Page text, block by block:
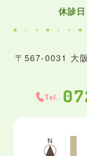
休診
〒567-0031 大